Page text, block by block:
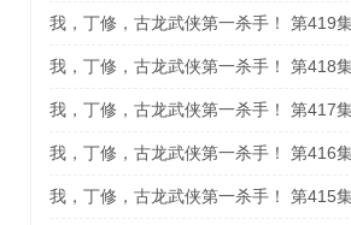
我，丁修，古龙武侠第一杀手！ 第419
我，丁修，古龙武侠第一杀手！ 第418
我，丁修，古龙武侠第一杀手！ 第417
我，丁修，古龙武侠第一杀手！ 第416
我，丁修，古龙武侠第一杀手！ 第415